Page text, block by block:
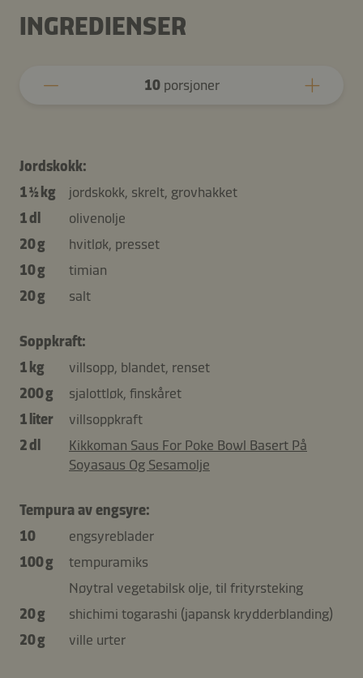
INGREDIENSER
10porsjoner
Jordskokk:
1 ½ kg
jordskokk, skrelt, grovhakket
1 dl
olivenolje
20 g
hvitløk, presset
10 g
timian
20 g
salt
Soppkraft:
1 kg
villsopp, blandet, renset
200 g
sjalottløk, finskåret
1 liter
villsoppkraft
2 dl
Kikkoman Saus For Poke Bowl Basert På
Soyasaus Og Sesamolje
Tempura av engsyre:
10
engsyreblader
100 g
tempuramiks
Nøytral vegetabilsk olje, til frityrsteking
20 g
shichimi togarashi (japansk krydderblanding)
20 g
ville urter